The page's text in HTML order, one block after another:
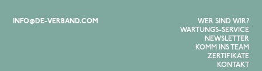
INFO@DE-VERBAND.COM
WER SIND WIR?
WARTUNGS-SERVICE
NEWSLETTER
KOMM INS TEAM
ZERTIFIKATE
KONTAKT